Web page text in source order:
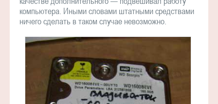
компьютера. Иными словами штатными средствами
ничего сделать в таком случае невозможно.